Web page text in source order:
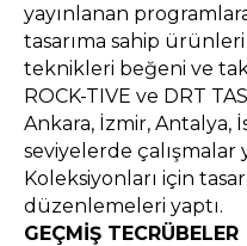
yayınlanan
tasarıma sahip
teknikleri beğeni ve
ROCK-TIVE ve DRT
Ankara, İzmir, Antalya,
seviyelerde çalışmalar
Koleksiyonları için
düzenlemeleri yaptı.
GEÇMİŞ TECRÜBELER